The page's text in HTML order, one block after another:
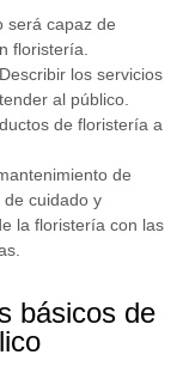
será capaz de
floristería.
los servicios
al público.
de floristería a
de
de cuidado y
la floristería con las
básicos de